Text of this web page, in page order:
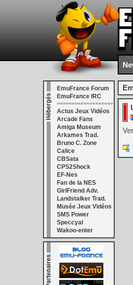
EmuFrance Forum
EmuFrance IRC
===================
Actus Jeux Vidéos
Arcade Fans
Amiga Museum
Arkames Trad.
Bruno C. Zone
Calice
CBSata
CPS2Shock
EF-Nes
Fan de la NES
GirlFriend Adv.
Landstalker Trad.
Musée Jeux Vidéos
SMS Power
Speccyal
Wakoo-enter